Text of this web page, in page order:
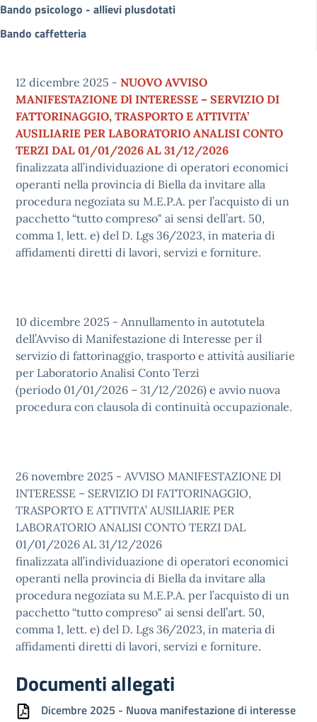
Bando psicologo - allievi plusdotati
Bando caffetteria
12 dicembre 2025 - NUOVO AVVISO
MANIFESTAZIONE Dl INTERESSE – SERVIZIO DI
FATTORINAGGIO, TRASPORTO E ATTIVITA’
AUSILIARIE PER LABORATORIO ANALISI CONTO
TERZI DAL 01/01/2026 AL 31/12/2026
finalizzata all’individuazione di operatori economici
operanti nella provincia di Biella da invitare alla
procedura negoziata su M.E.P.A. per l’acquisto di un
pacchetto “tutto compreso" ai sensi dell’art. 50,
comma 1, lett. e) del D. Lgs 36/2023, in materia di
affidamenti diretti di lavori, servizi e forniture.
10 dicembre 2025 - Annullamento in autotutela
dell’Avviso di Manifestazione di Interesse per il
servizio di fattorinaggio, trasporto e attività ausiliarie
per Laboratorio Analisi Conto Terzi
(periodo 01/01/2026 – 31/12/2026) e avvio nuova
procedura con clausola di continuità occupazionale.
26 novembre 2025 - AVVISO MANIFESTAZIONE Dl
INTERESSE – SERVIZIO DI FATTORINAGGIO,
TRASPORTO E ATTIVITA’ AUSILIARIE PER
LABORATORIO ANALISI CONTO TERZI DAL
01/01/2026 AL 31/12/2026
finalizzata all’individuazione di operatori economici
operanti nella provincia di Biella da invitare alla
procedura negoziata su M.E.P.A. per l’acquisto di un
pacchetto “tutto compreso" ai sensi dell’art. 50,
comma 1, lett. e) del D. Lgs 36/2023, in materia di
affidamenti diretti di lavori, servizi e forniture.
Documenti allegati
Dicembre 2025 - Nuova manifestazione di interesse